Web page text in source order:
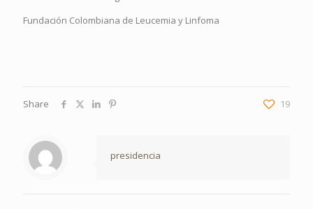
Fundación Colombiana de Leucemia y Linfoma
Share 19
presidencia